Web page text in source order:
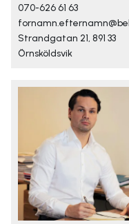
070-626 61 63
Strandgatan 21, 891 33
Örnsköldsvik